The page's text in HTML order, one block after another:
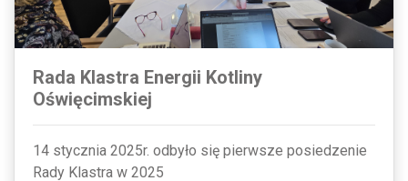
Rada Klastra Energii Kotliny
Oświęcimskiej
14 stycznia 2025r. odbyło się pierwsze posiedzenie
Rady Klastra w 2025